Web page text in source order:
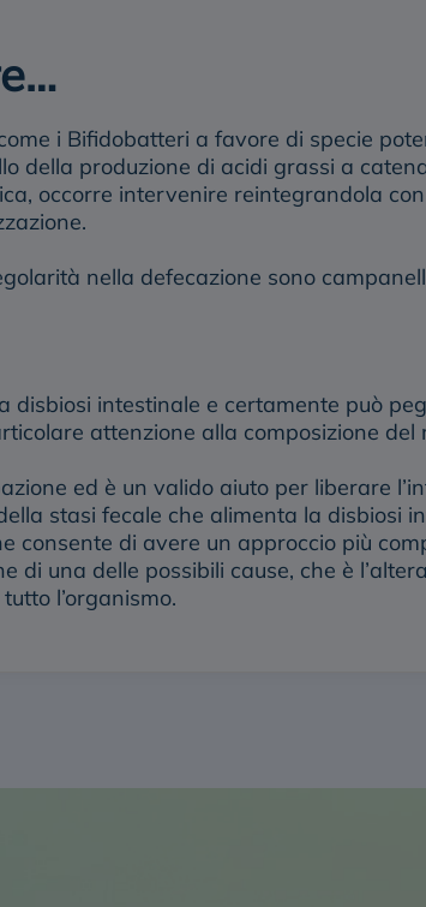
i Bifidobatteri a favore di specie
della produzione di acidi grassi a
occorre intervenire reintegrandola
nella defecazione sono
intestinale e certamente può
attenzione alla composizione del
ed è un valido aiuto per liberare
stasi fecale che alimenta la disbiosi
consente di avere un approccio più
di una delle possibili cause, che è
l’organismo.